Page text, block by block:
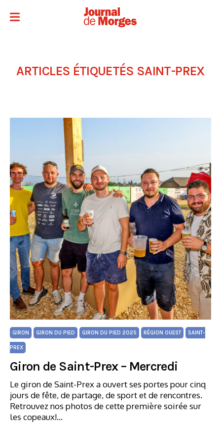
ARTICLES ÉTIQUETÉS SAINT-PREX
GIRON GIRON DU PIED GIRON DU PIED 2025 RÉGION OUEST SAINT-
PREX
Giron de Saint-Prex – Mercredi
Le giron de Saint-Prex a ouvert ses portes pour cinq
jours de fête, de partage, de sport et de rencontres.
Retrouvez nos photos de cette première soirée sur
les copeaux!…